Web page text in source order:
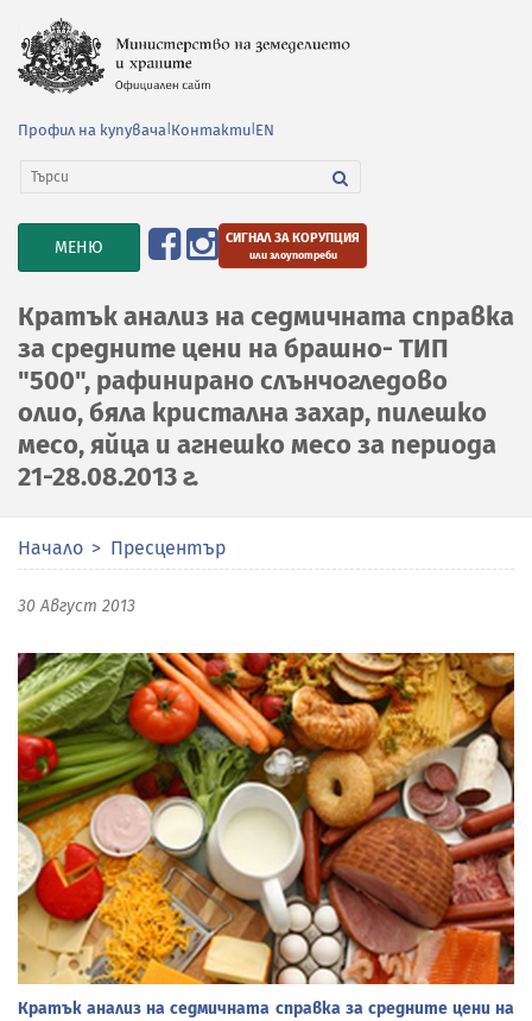
Профил на купувача Контакти EN
TOGGLE
NAVIGATION
МЕНЮ СИГНАЛ ЗА КОРУПЦИЯ
или злоупотреби
Кратък анализ на седмичната справка
за средните цени на брашно- ТИП
"500", рафинирано слънчогледово
олио, бяла кристална захар, пилешко
месо, яйца и агнешко месо за периода
21-28.08.2013 г.
Начало Пресцентър
30 Август 2013
Кратък анализ на седмичната справка за средните цени на